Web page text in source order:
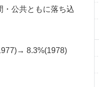
・公共ともに落ち込
8.3%(1978)